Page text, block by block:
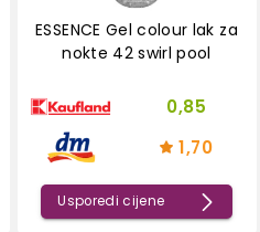
ESSENCE Gel colour lak za
nokte 42 swirl pool
0,85
1,70
Usporedi cijene